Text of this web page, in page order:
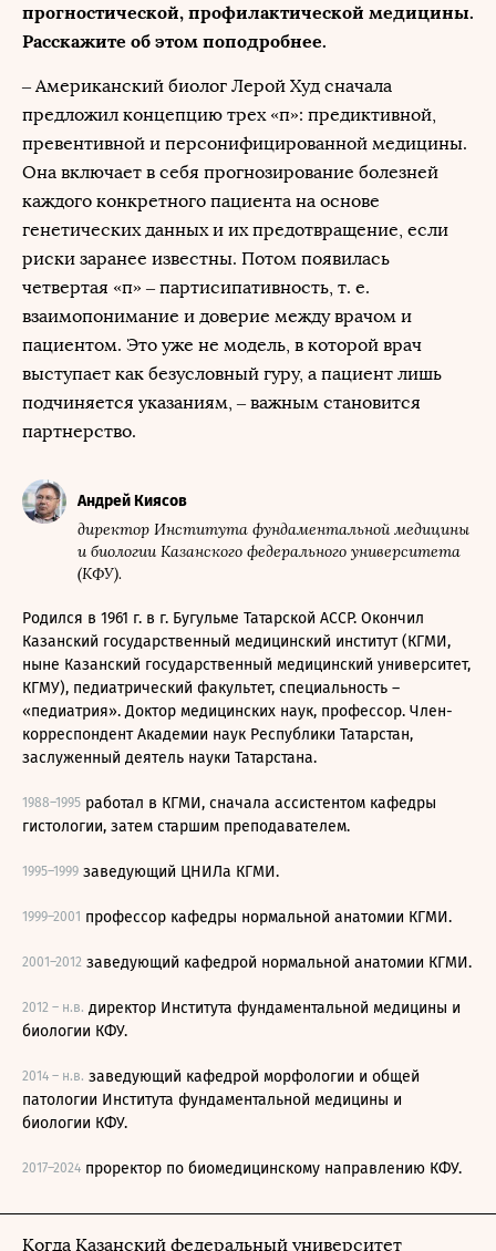
прогностической, профилактической медицины.
Расскажите об этом поподробнее.
– Американский биолог Лерой Худ сначала
предложил концепцию трех «п»: предиктивной,
превентивной и персонифицированной медицины.
Она включает в себя прогнозирование болезней
каждого конкретного пациента на основе
генетических данных и их предотвращение, если
риски заранее известны. Потом появилась
четвертая «п» – партисипативность, т. е.
взаимопонимание и доверие между врачом и
пациентом. Это уже не модель, в которой врач
выступает как безусловный гуру, а пациент лишь
подчиняется указаниям, – важным становится
партнерство.
Андрей Киясов
директор Института фундаментальной медицины
и биологии Казанского федерального университета
(КФУ).
Родился в 1961 г. в г. Бугульме Татарской АССР. Окончил
Казанский государственный медицинский институт (КГМИ,
ныне Казанский государственный медицинский университет,
КГМУ), педиатрический факультет, специальность –
«педиатрия». Доктор медицинских наук, профессор. Член-
корреспондент Академии наук Республики Татарстан,
заслуженный деятель науки Татарстана.
1988–1995 работал в КГМИ, сначала ассистентом кафедры
гистологии, затем старшим преподавателем.
1995–1999 заведующий ЦНИЛа КГМИ.
1999–2001 профессор кафедры нормальной анатомии КГМИ.
2001–2012 заведующий кафедрой нормальной анатомии КГМИ.
2012 – н.в. директор Института фундаментальной медицины и
биологии КФУ.
2014 – н.в. заведующий кафедрой морфологии и общей
патологии Института фундаментальной медицины и
биологии КФУ.
2017–2024 проректор по биомедицинскому направлению КФУ.
Когда Казанский федеральный университет